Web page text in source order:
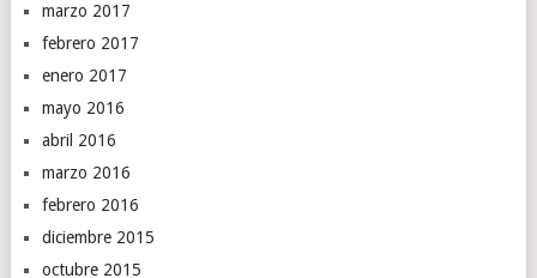
marzo 2017
febrero 2017
enero 2017
mayo 2016
abril 2016
marzo 2016
febrero 2016
diciembre 2015
octubre 2015